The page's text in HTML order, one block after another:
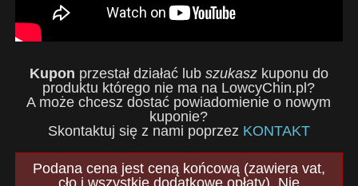
Kupon przestał działać lub szukaszkuponu do
produktu którego nie ma na LowcyChin.pl?
A może chcesz dostać powiadomienie o nowym
kuponie?
Skontaktuj się z nami poprzez KONTAKT
Podana cena jest ceną końcową (zawiera vat,
cło i wszystkie dodatkowe opłaty). Nie